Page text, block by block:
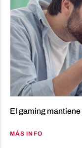
El gaming
MÁS INFO